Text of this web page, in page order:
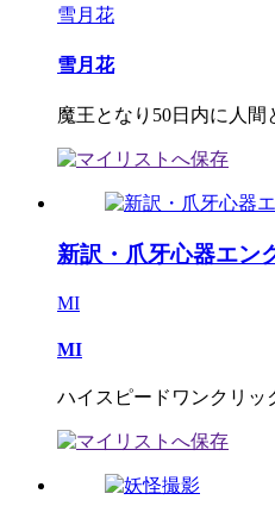
雪月花
雪月花
魔王となり50日内に人間
新訳・爪牙心器エン
MI
MI
ハイスピードワンクリッ